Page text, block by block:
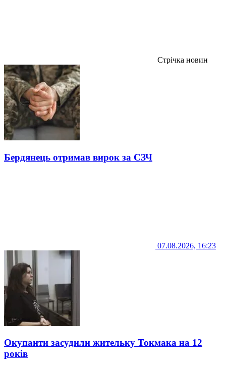
Стрічка новин
Бердянець отримав вирок за СЗЧ
07.08.2026, 16:23
Окупанти засудили жительку Токмака на 12
років